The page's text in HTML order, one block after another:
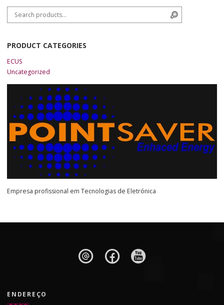
Search for:
PRODUCT CATEGORIES
ECUS
Uncategorized
Empresa profissional em Tecnologias de Eletrónica
ENDEREÇO